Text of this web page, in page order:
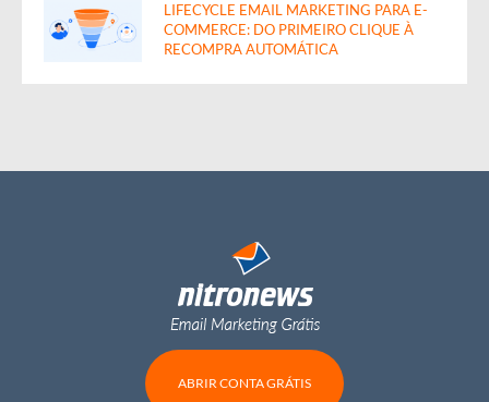
LIFECYCLE EMAIL MARKETING PARA E-
COMMERCE: DO PRIMEIRO CLIQUE À
RECOMPRA AUTOMÁTICA
ABRIR CONTA GRÁTIS